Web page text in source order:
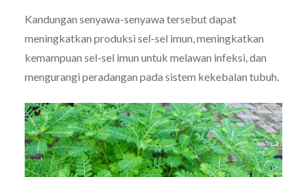
Kandungan senyawa-senyawa tersebut dapat
meningkatkan produksi sel-sel imun, meningkatkan
kemampuan sel-sel imun untuk melawan infeksi, dan
mengurangi peradangan pada sistem kekebalan tubuh.